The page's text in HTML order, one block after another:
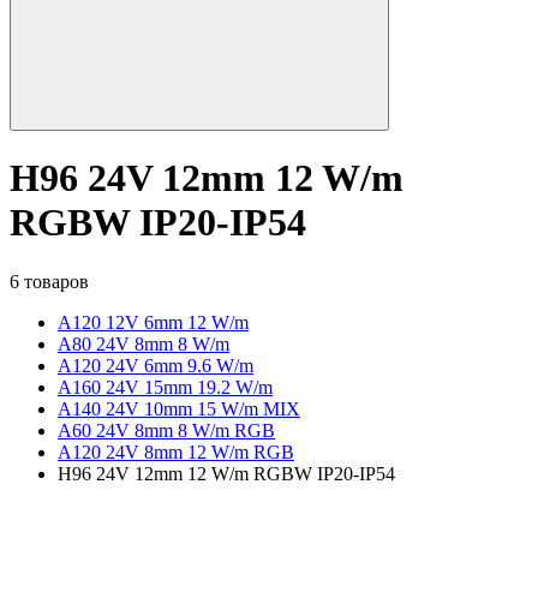
H96 24V 12mm 12 W/m
RGBW IP20-IP54
6 товаров
A120 12V 6mm 12 W/m
А80 24V 8mm 8 W/m
A120 24V 6mm 9.6 W/m
A160 24V 15mm 19.2 W/m
A140 24V 10mm 15 W/m MIX
A60 24V 8mm 8 W/m RGB
A120 24V 8mm 12 W/m RGB
H96 24V 12mm 12 W/m RGBW IP20-IP54